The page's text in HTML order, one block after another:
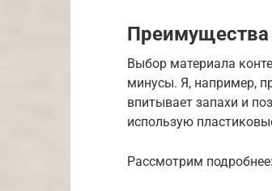
Преимущества
Выбор материала
минусы. Я, например,
впитывает запахи и
использую
Рассмотрим подробнее: